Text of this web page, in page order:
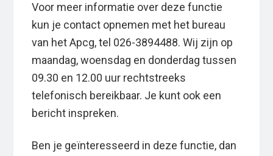
Voor meer informatie over deze functie
kun je contact opnemen met het bureau
van het Apcg, tel 026-3894488. Wij zijn op
maandag, woensdag en donderdag tussen
09.30 en 12.00 uur rechtstreeks
telefonisch bereikbaar. Je kunt ook een
bericht inspreken.
Ben je geïnteresseerd in deze functie, dan